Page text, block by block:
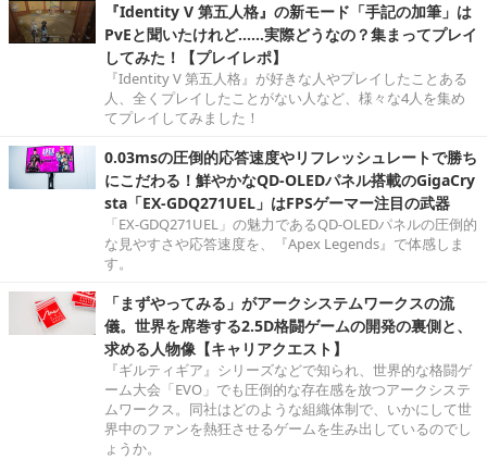
『Identity V 第五人格』の新モード「手記の加筆」は
PvEと聞いたけれど……実際どうなの？集まってプレイ
してみた！【プレイレポ】
『Identity V 第五人格』が好きな人やプレイしたことある
人、全くプレイしたことがない人など、様々な4人を集め
てプレイしてみました！
0.03msの圧倒的応答速度やリフレッシュレートで勝ち
にこだわる！鮮やかなQD-OLEDパネル搭載のGigaCry
sta「EX-GDQ271UEL」はFPSゲーマー注目の武器
「EX-GDQ271UEL」の魅力であるQD-OLEDパネルの圧倒的
な見やすさや応答速度を、『Apex Legends』で体感しま
す。
「まずやってみる」がアークシステムワークスの流
儀。世界を席巻する2.5D格闘ゲームの開発の裏側と、
求める人物像【キャリアクエスト】
『ギルティギア』シリーズなどで知られ、世界的な格闘ゲ
ーム大会「EVO」でも圧倒的な存在感を放つアークシステ
ムワークス。同社はどのような組織体制で、いかにして世
界中のファンを熱狂させるゲームを生み出しているのでし
ょうか。